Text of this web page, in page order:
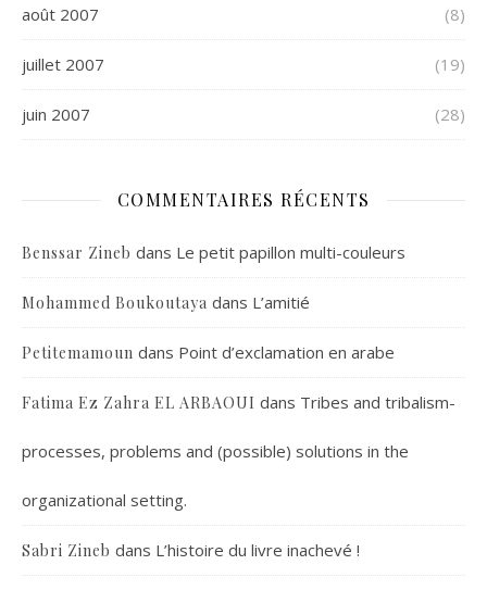
août 2007 (8)
juillet 2007 (19)
juin 2007 (28)
COMMENTAIRES RÉCENTS
Benssar Zineb dans Le petit papillon multi-couleurs
Mohammed Boukoutaya dans L’amitié
Petitemamoun dans Point d’exclamation en arabe
Fatima Ez Zahra EL ARBAOUI dans Tribes and tribalism-
processes, problems and (possible) solutions in the
organizational setting.
Sabri Zineb dans L’histoire du livre inachevé !